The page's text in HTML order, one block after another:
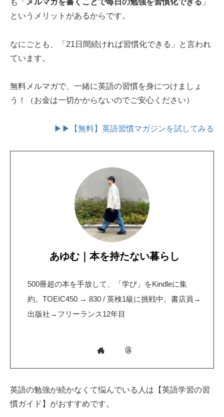
というメリットがあるからです。
なにごとも、「21日間続ければ習慣化できる」と言われ
ています。
無料メルマガで、一緒に英語の習慣を身につけましょ
う！（お金は一切かからないのでご安心ください）
▶▶【無料】英語習慣マガジンを試してみる
あゆむ｜本を持たない暮らし
500冊超の本を手放して、「学び」をKindleに集
約。TOEIC450 → 830 / 英検1級に挑戦中。書店員→
出版社→フリーランス12年目
英語の勉強が続かなくて悩んでいる人は【英語学習の習
慣ガイド】がおすすめです。